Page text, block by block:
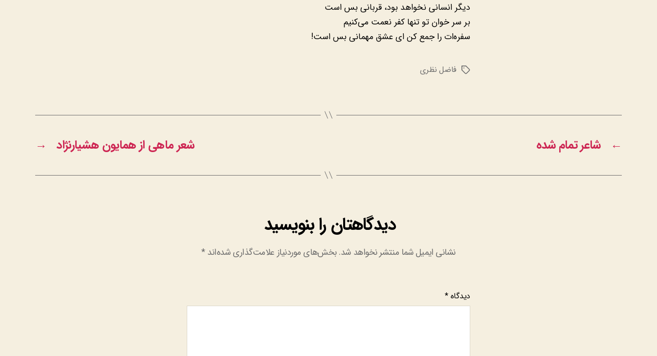
‎‫دیگر انسانی نخواهد بود، قربانی بس است‬
‎‫بر سر خوان تو تنها کفر نعمت می‌کنیم‬
‎‫سفره‌ات را جمع کن ای عشق مهمانی بس است!‬
برچسب‌ها
فاضل نظری
← شاعر تمام شده → شعر ماهی از همایون هشیارنژاد
دیدگاهتان را بنویسید
نشانی ایمیل شما منتشر نخواهد شد.بخش‌های موردنیاز علامت‌گذاری شده‌اند*
دیدگاه*